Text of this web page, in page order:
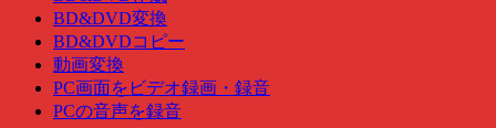
BD&DVD変換
BD&DVDコピー
動画変換
PC画面をビデオ録画・録音
PCの音声を録音